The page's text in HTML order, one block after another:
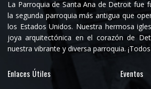
La Parroquia de Santa Ana de Detroit fue
la segunda parroquia más antigua que
los Estados Unidos. Nuestra hermosa
joya arquitectónica en el corazón de
nuestra vibrante y diversa parroquia.
Enlaces Útiles Eventos